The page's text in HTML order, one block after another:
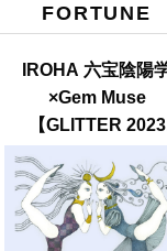
FORTUNE
IROHA 六宝陰陽
×Gem Muse
【GLITTER 2023
SUMMER issue】